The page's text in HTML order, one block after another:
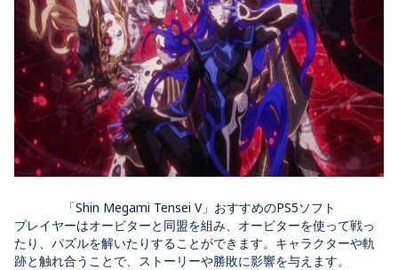
「Shin Megami Tensei V」おすすめのPS5ソフト
プレイヤーはオービターと同盟を組み、オービターを使って戦っ
たり、パズルを解いたりすることができます。キャラクターや軌
跡と触れ合うことで、ストーリーや勝敗に影響を与えます。